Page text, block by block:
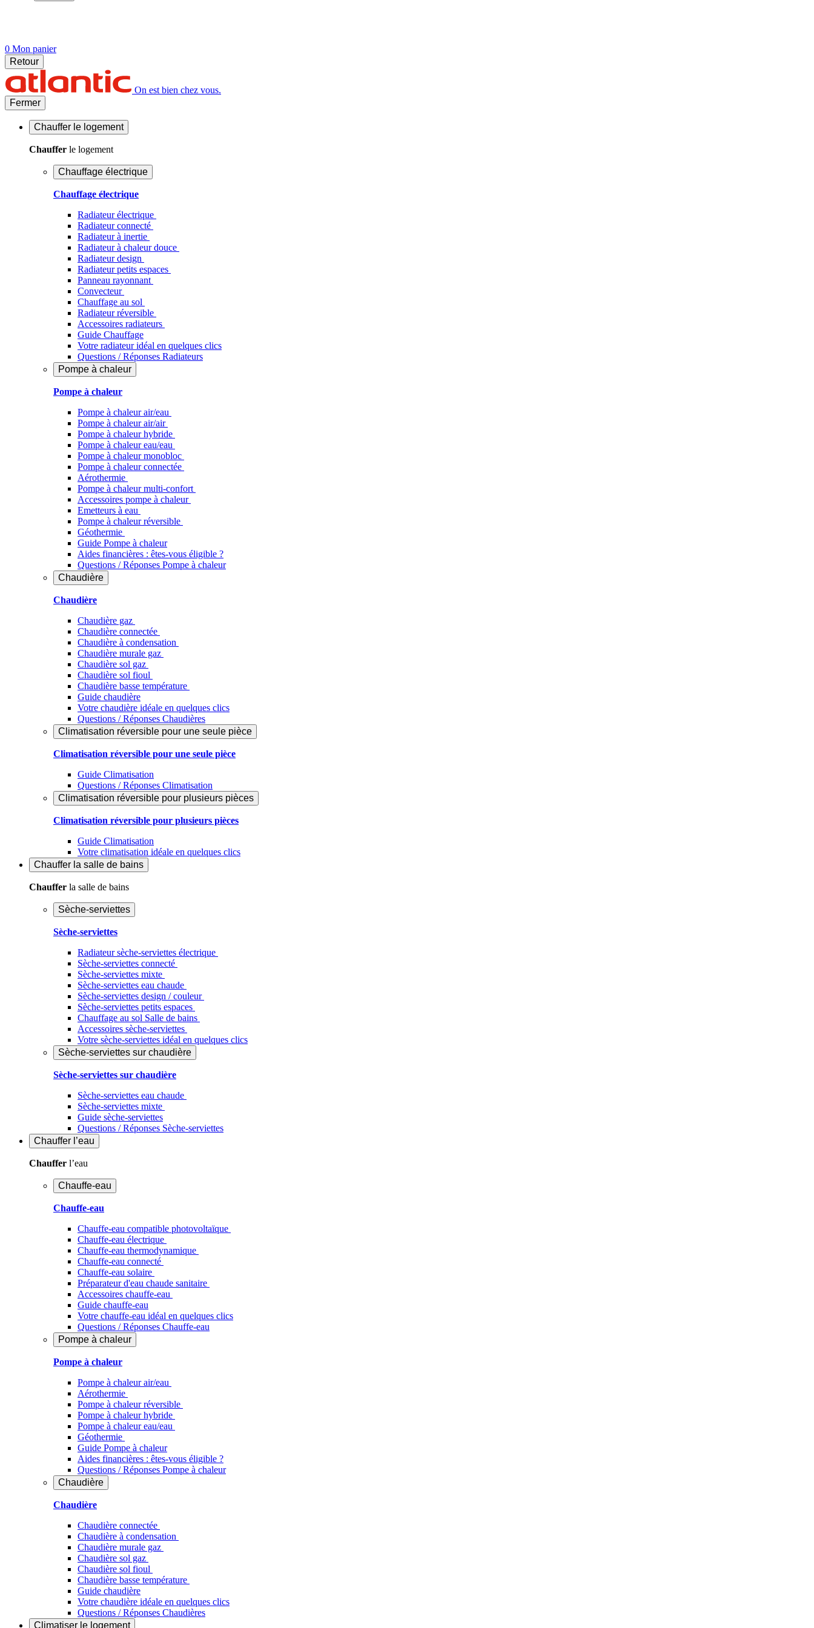
0 Mon panier
Retour
On est bien chez vous.
Fermer
Chauffer le logement
Chauffer le logement
Chauffage électrique
Chauffage électrique
Radiateur électrique
Radiateur connecté
Radiateur à inertie
Radiateur à chaleur douce
Radiateur design
Radiateur petits espaces
Panneau rayonnant
Convecteur
Chauffage au sol
Radiateur réversible
Accessoires radiateurs
Guide Chauffage
Votre radiateur idéal en quelques clics
Questions / Réponses Radiateurs
Pompe à chaleur
Pompe à chaleur
Pompe à chaleur air/eau
Pompe à chaleur air/air
Pompe à chaleur hybride
Pompe à chaleur​ eau/eau
Pompe à chaleur monobloc
Pompe à chaleur connectée
Aérothermie
Pompe à chaleur multi-confort
Accessoires pompe à chaleur
Emetteurs à eau
Pompe à chaleur réversible
Géothermie
Guide Pompe à chaleur
Aides financières : êtes-vous éligible ?
Questions / Réponses Pompe à chaleur
Chaudière
Chaudière
Chaudière gaz
Chaudière connectée
Chaudière à condensation
Chaudière murale gaz
Chaudière sol gaz
Chaudière sol fioul
Chaudière basse température
Guide chaudière
Votre chaudière idéale en quelques clics
Questions / Réponses Chaudières
Climatisation réversible pour une seule pièce
Climatisation réversible pour une seule pièce
Guide Climatisation
Questions / Réponses Climatisation
Climatisation réversible pour plusieurs pièces
Climatisation réversible pour plusieurs pièces
Guide Climatisation
Votre climatisation idéale en quelques clics
Chauffer la salle de bains
Chauffer la salle de bains
Sèche-serviettes
Sèche-serviettes
Radiateur sèche-serviettes électrique
Sèche-serviettes connecté
Sèche-serviettes mixte
Sèche-serviettes eau chaude
Sèche-serviettes design / couleur
Sèche-serviettes petits espaces
Chauffage au sol Salle de bains
Accessoires sèche-serviettes
Votre sèche-serviettes idéal en quelques clics
Sèche-serviettes sur chaudière
Sèche-serviettes sur chaudière
Sèche-serviettes eau chaude
Sèche-serviettes mixte
Guide sèche-serviettes
Questions / Réponses Sèche-serviettes
Chauffer l’eau
Chauffer l’eau
Chauffe-eau
Chauffe-eau
Chauffe-eau compatible photovoltaïque
Chauffe-eau électrique
Chauffe-eau thermodynamique
Chauffe-eau connecté
Chauffe-eau solaire
Préparateur d'eau chaude sanitaire
Accessoires chauffe-eau
Guide chauffe-eau
Votre chauffe-eau idéal en quelques clics
Questions / Réponses Chauffe-eau
Pompe à chaleur
Pompe à chaleur
Pompe à chaleur air/eau
Aérothermie
Pompe à chaleur réversible
Pompe à chaleur hybride
Pompe à chaleur​ eau/eau
Géothermie
Guide Pompe à chaleur
Aides financières : êtes-vous éligible ?
Questions / Réponses Pompe à chaleur
Chaudière
Chaudière
Chaudière connectée
Chaudière à condensation
Chaudière murale gaz
Chaudière sol gaz
Chaudière sol fioul
Chaudière basse température
Guide chaudière
Votre chaudière idéale en quelques clics
Questions / Réponses Chaudières
Climatiser le logement